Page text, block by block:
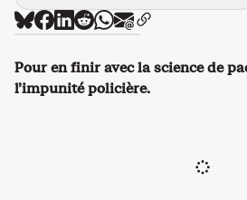
Pour en finir avec la science de
l’impunité policière.